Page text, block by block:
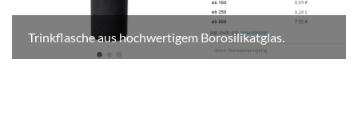
Trinkflasche aus hochwertigem Borosilikatglas.